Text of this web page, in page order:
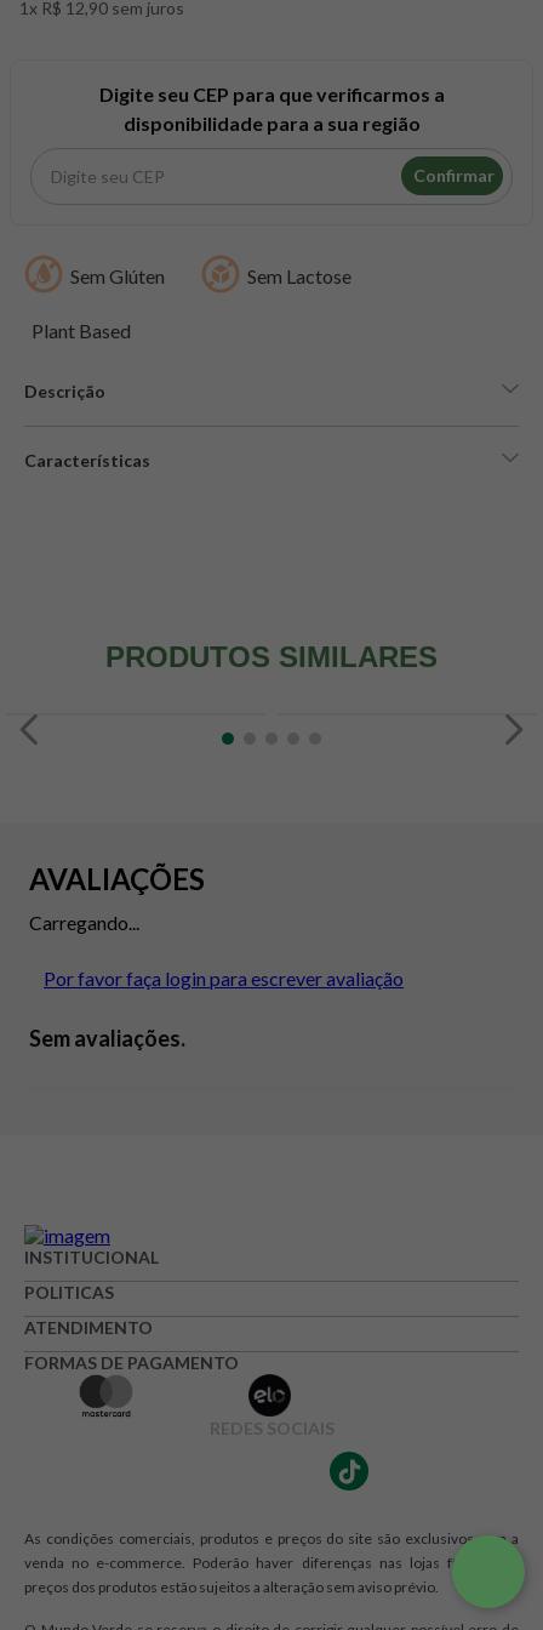
1x R$ 12,90 sem juros
Digite seu CEP para que verificarmos a
disponibilidade para a sua região
Confirmar
Sem Glúten Sem Lactose
Plant Based
Descrição
Características
PRODUTOS SIMILARES
AVALIAÇÕES
Carregando...
Por favor faça login para escrever avaliação
Sem avaliações.
INSTITUCIONAL
POLITICAS
ATENDIMENTO
FORMAS DE PAGAMENTO
REDES SOCIAIS
As condições comerciais, produtos e preços do site são exclusivos para a
venda no e-commerce. Poderão haver diferenças nas lojas físicas. Os
preços dos produtos estão sujeitos a alteração sem aviso prévio.
8º snack proteico mundo verde
creatina mundo verde